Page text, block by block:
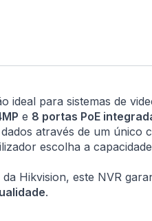
ideal para sistemas de
e 8 portas PoE
através de um único
escolha a
Hikvision, este NVR
.